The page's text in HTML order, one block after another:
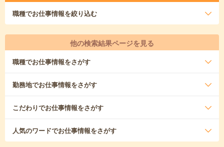
職種でお仕事情報を絞り込む
他の検索結果ページを見る
職種でお仕事情報をさがす
勤務地でお仕事情報をさがす
こだわりでお仕事情報をさがす
人気のワードでお仕事情報をさがす